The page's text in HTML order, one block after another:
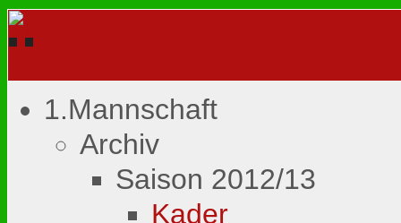
1.Mannschaft
Archiv
Saison 2012/13
Kader